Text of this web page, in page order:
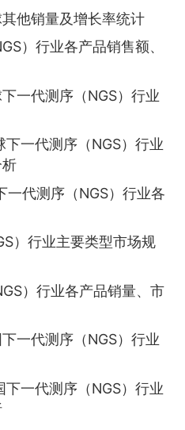
他销量及增长率统计
）行业各产品销售额、
一代测序（NGS）行业
一代测序（NGS）行业
代测序（NGS）行业各
）行业主要类型市场规
）行业各产品销量、市
一代测序（NGS）行业
一代测序（NGS）行业